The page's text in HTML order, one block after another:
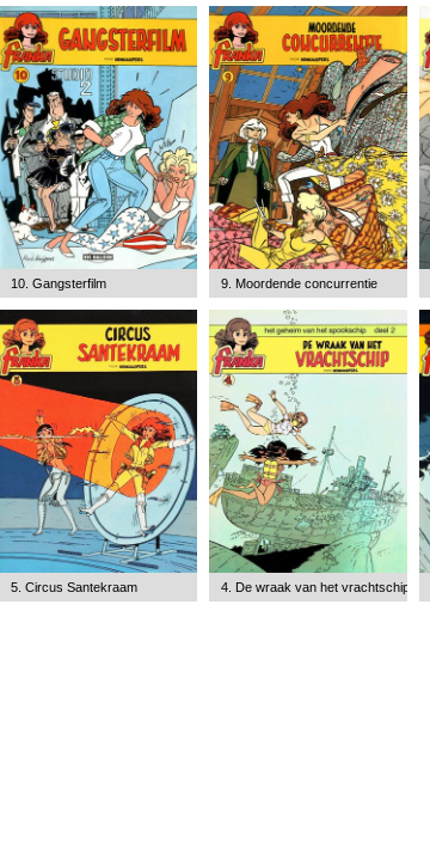
10. Gangsterfilm 9. Moordende concurrentie
5. Circus Santekraam 4. De wraak van het vrachtschip